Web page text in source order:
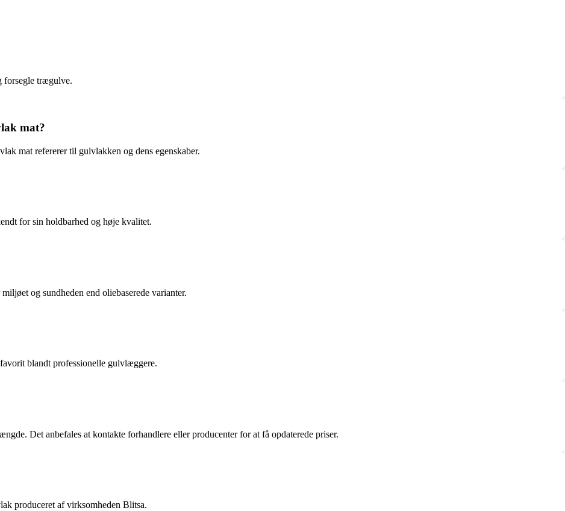
forsegle trægulve.
mat?
mat refererer til gulvlakken og dens egenskaber.
for sin holdbarhed og høje kvalitet.
og sundheden end oliebaserede varianter.
blandt professionelle gulvlæggere.
Det anbefales at kontakte forhandlere eller producenter for at få opdaterede priser.
produceret af virksomheden Blitsa.